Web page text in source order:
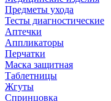
Предметы ухода
Тесты диагностические
Аптечки
Аппликаторы
Перчатки
Маска защитная
Таблетницы
Жгуты
Спринцовка